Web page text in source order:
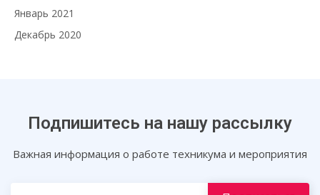
Январь 2021
Декабрь 2020
Подпишитесь на нашу рассылку
Важная информация о работе техникума и мероприятия